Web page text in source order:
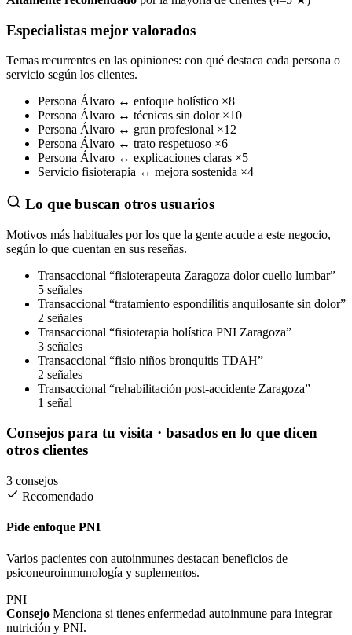
Especialistas mejor valorados
Temas recurrentes en las opiniones: con qué destaca cada persona o
servicio según los clientes.
Persona Álvaro ↔ enfoque holístico ×8
Persona Álvaro ↔ técnicas sin dolor ×10
Persona Álvaro ↔ gran profesional ×12
Persona Álvaro ↔ trato respetuoso ×6
Persona Álvaro ↔ explicaciones claras ×5
Servicio fisioterapia ↔ mejora sostenida ×4
Lo que buscan otros usuarios
Motivos más habituales por los que la gente acude a este negocio,
según lo que cuentan en sus reseñas.
Transaccional “fisioterapeuta Zaragoza dolor cuello lumbar”
5 señales
Transaccional “tratamiento espondilitis anquilosante sin dolor”
2 señales
Transaccional “fisioterapia holística PNI Zaragoza”
3 señales
Transaccional “fisio niños bronquitis TDAH”
2 señales
Transaccional “rehabilitación post-accidente Zaragoza”
1 señal
Consejos para tu visita · basados en lo que dicen
otros clientes
3 consejos
Recomendado
Pide enfoque PNI
Varios pacientes con autoinmunes destacan beneficios de
psiconeuroinmunología y suplementos.
PNI
Consejo Menciona si tienes enfermedad autoinmune para integrar
nutrición y PNI.